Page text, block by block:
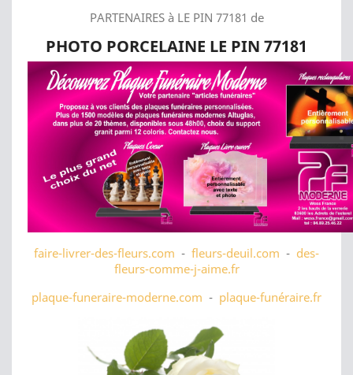
PARTENAIRES à LE PIN 77181 de
PHOTO PORCELAINE LE PIN 77181
faire-livrer-des-fleurs.com - fleurs-deuil.com - des-
fleurs-comme-j-aime.fr
plaque-funeraire-moderne.com - plaque-funéraire.fr